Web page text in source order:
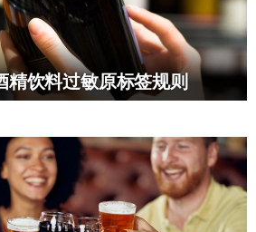
精饮料过敏原标签规则